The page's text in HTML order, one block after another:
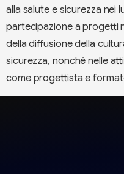
alla salute e sicurezza nei
partecipazione a progetti
della diffusione della
sicurezza, nonché nelle
come progettista e